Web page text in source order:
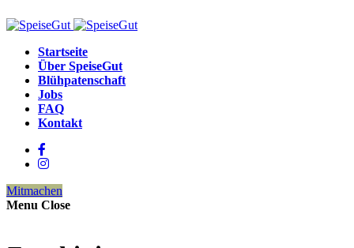
Startseite
Über SpeiseGut
Blühpatenschaft
Jobs
FAQ
Kontakt
Mitmachen
Menu Close